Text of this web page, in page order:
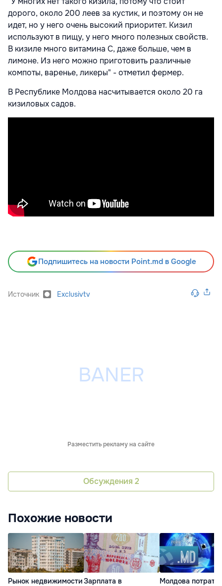
дорого, около 200 леев за кустик, и поэтому он не
идет, но у него очень высокий приоритет. Кизил
используют в пищу, у него много полезных свойств.
В кизиле много витамина С, даже больше, чем в
лимоне. Из него можно приготовить различные
компоты, варенье, ликеры" - отметил фермер.
В Республике Молдова насчитывается около 20 га
кизиловых садов.
Подпишитесь на новости Point.md в Google
Источник Exclusivtv
Разместить рекламу на сайте
Обсуждения 2
Похожие новости
Рынок недвижимостиЗарплата в
Молдова